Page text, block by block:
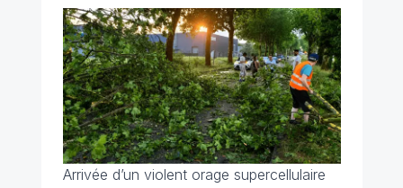
Arrivée d’un violent orage supercellulaire